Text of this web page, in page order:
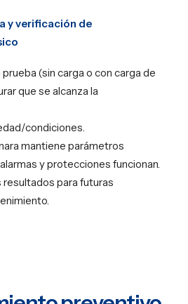
y verificación de
(sin carga o con carga de
que se alcanza la
condiciones.
mantiene parámetros
y protecciones funcionan.
para futuras